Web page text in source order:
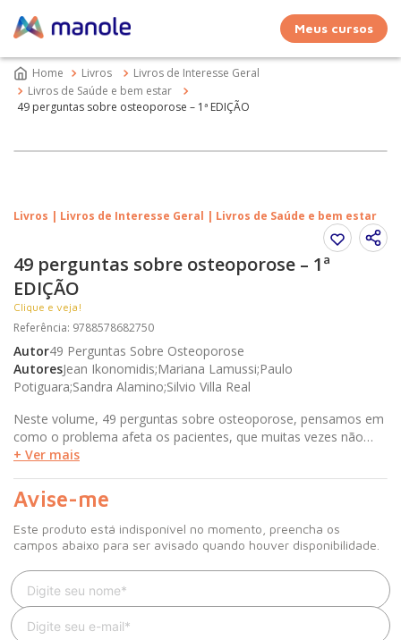
Meus cursos
Livros
Livros de Interesse Geral
Livros de Saúde e bem estar
49 perguntas sobre osteoporose – 1ª EDIÇÃO
Livros | Livros de Interesse Geral | Livros de Saúde e bem estar
49 perguntas sobre osteoporose – 1ª
EDIÇÃO
Clique e veja!
Referência: 9788578682750
Autor49 Perguntas Sobre Osteoporose
AutoresJean Ikonomidis;Mariana Lamussi;Paulo
Potiguara;Sandra Alamino;Silvio Villa Real
Neste volume, 49 perguntas sobre osteoporose, pensamos em
como o problema afeta os pacientes, que muitas vezes não
sabem o que fazer diante de tantas questões novas.
literatura científica e nas diretrizes dos órgãos de referência.
Esperamos que você encontre nessa fonte tudo o que procura
e, assim, faça escolhas seguras e, conscientes, que tornem seu
futuro mais saudável e feliz.
+ Ver mais
Avise-me
Este produto está indisponível no momento, preencha os
campos abaixo para ser avisado quando houver disponibilidade.